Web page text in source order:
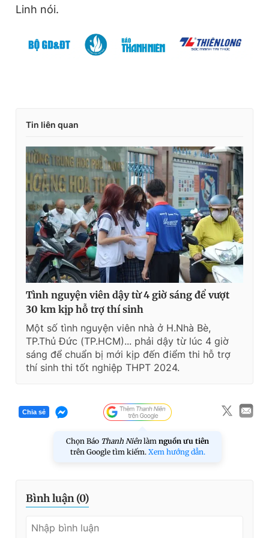
Linh nói.
Tin liên quan
Tình nguyện viên dậy từ 4 giờ sáng để vượt
30 km kịp hỗ trợ thí sinh
Một số tình nguyện viên nhà ở H.Nhà Bè,
TP.Thủ Đức (TP.HCM)... phải dậy từ lúc 4 giờ
sáng để chuẩn bị mới kịp đến điểm thi hỗ trợ
thí sinh thi tốt nghiệp THPT 2024.
Chia sẻ
Chọn Báo Thanh Niên làm nguồn ưu tiên
trên Google tìm kiếm. Xem hướng dẫn.
Bình luận (0)